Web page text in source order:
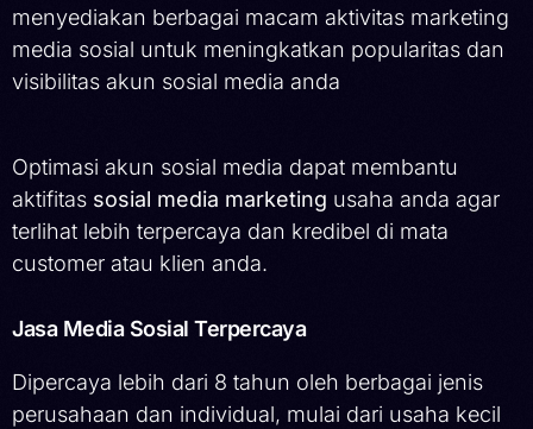
menyediakan berbagai macam aktivitas marketing
media sosial untuk meningkatkan popularitas dan
visibilitas akun sosial media anda
Optimasi akun sosial media dapat membantu
aktifitas sosial media marketing usaha anda agar
terlihat lebih terpercaya dan kredibel di mata
customer atau klien anda.
Jasa Media Sosial Terpercaya
Dipercaya lebih dari 8 tahun oleh berbagai jenis
perusahaan dan individual, mulai dari usaha kecil